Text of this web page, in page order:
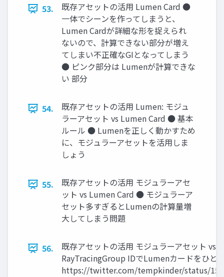
53.
既存アセットの活用 Lumen Card ●
一体でシーンを作ってしまうと、
Lumen Cardが詳細な形を捉えられ
ないので、計算できない部分が増え
てしまい不正確なGIとなってしまう
● ピンク部分は Lumenが計算できな
い 部分
54.
既存アセットの活用 Lumen: モジュ
ラーアセット vs Lumen Card ● 基本
ルール ● Lumenを正しく動かすため
に、モジュラーアセットを活用しま
しょう
55.
既存アセットの活用 モジュラーアセ
ット vs Lumen Card ● モジュラーア
セット多すぎるとLumenの計算量増
大してしまう問題
56.
既存アセットの活用 モジュラーアセット vs
RayTracingGroup IDでLumenカードをひと
https://twitter.com/tempkinder/status/